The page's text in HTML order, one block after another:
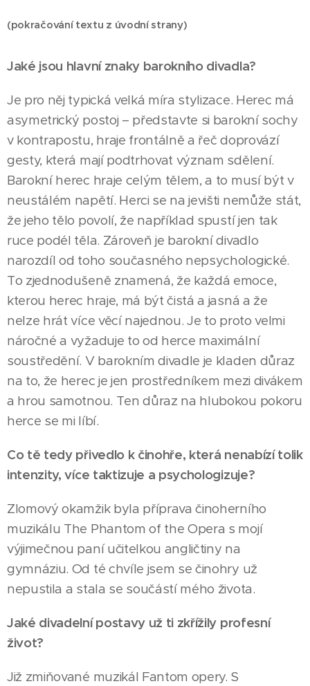
(pokračování textu z úvodní strany)
Jaké jsou hlavní znaky barokního divadla?
Je pro něj typická velká míra stylizace. Herec má
asymetrický postoj – představte si barokní sochy
v kontrapostu, hraje frontálně a řeč doprovází
gesty, která mají podtrhovat význam sdělení.
Barokní herec hraje celým tělem, a to musí být v
neustálém napětí. Herci se na jevišti nemůže stát,
že jeho tělo povolí, že například spustí jen tak
ruce podél těla. Zároveň je barokní divadlo
narozdíl od toho současného nepsychologické.
To zjednodušeně znamená, že každá emoce,
kterou herec hraje, má být čistá a jasná a že
nelze hrát více věcí najednou. Je to proto velmi
náročné a vyžaduje to od herce maximální
soustředění. V barokním divadle je kladen důraz
na to, že herec je jen prostředníkem mezi divákem
a hrou samotnou. Ten důraz na hlubokou pokoru
herce se mi líbí.
Co tě tedy přivedlo k činohře, která nenabízí tolik
intenzity, více taktizuje a psychologizuje?
Zlomový okamžik byla příprava činoherního
muzikálu The Phantom of the Opera s mojí
výjimečnou paní učitelkou angličtiny na
gymnáziu. Od té chvíle jsem se činohry už
nepustila a stala se součástí mého života.
Jaké divadelní postavy už ti zkřížily profesní
život?
Již zmiňované muzikál Fantom opery. S